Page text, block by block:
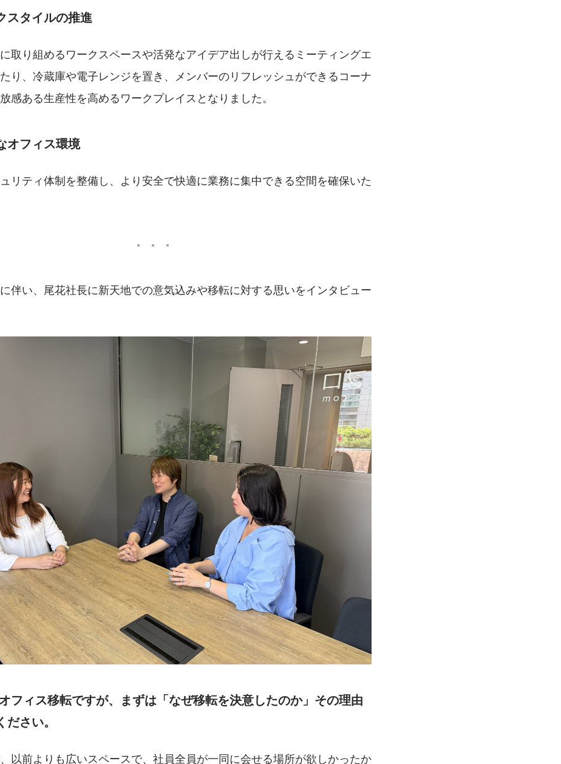
スタイルの推進
取り組めるワークスペースや活発なアイデア出しが行えるミーティングエ
り、冷蔵庫や電子レンジを置き、メンバーのリフレッシュができるコーナ
感ある生産性を高めるワークプレイスとなりました。
オフィス環境
リティ体制を整備し、より安全で快適に業務に集中できる空間を確保いた
伴い、尾花社長に新天地での意気込みや移転に対する思いをインタビュー
さい。
以前よりも広いスペースで、社員全員が一同に会せる場所が欲しかったか